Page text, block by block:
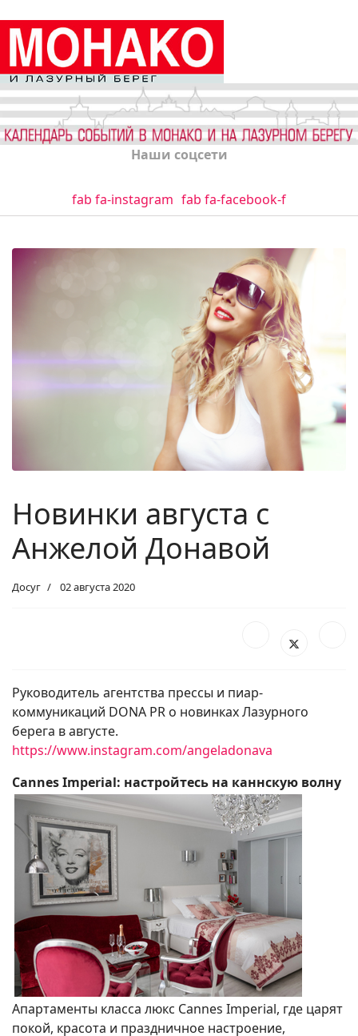
Наши соцсети
fab fa-instagram fab fa-facebook-f
Новинки августа с
Анжелой Донавой
Досуг 02 августа 2020
Руководитель агентства прессы и пиар-
коммуникаций DONA PR о новинках Лазурного
берега в августе.
https://www.instagram.com/angeladonava
Cannes Imperial: настройтесь на каннскую волну
Апартаменты класса люкс Cannes Imperial, где царят
покой, красота и праздничное настроение,